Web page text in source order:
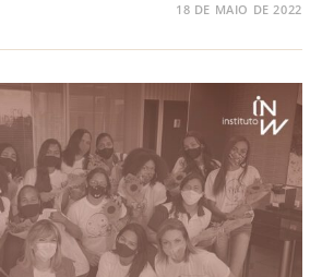
18 DE MAIO DE 2022